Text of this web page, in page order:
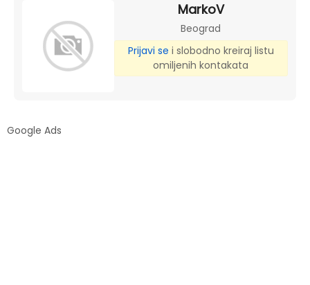
MarkoV
Beograd
Prijavi se i slobodno kreiraj listu
omiljenih kontakata
Google Ads